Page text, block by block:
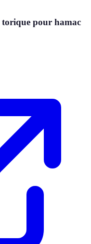
torique pour hamac